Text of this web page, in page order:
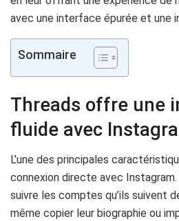
avec une interface épurée et une
Sommaire
Threads offre une
fluide avec
L’une des principales
connexion directe avec
suivre les comptes qu’ils suivent
même copier leur biographie ou